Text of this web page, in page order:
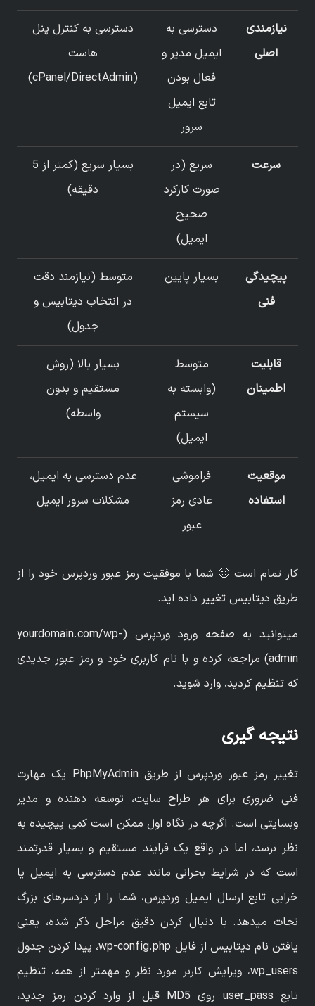
نیازمندی
اصلی
دسترسی به
ایمیل مدیر و
فعال بودن
تابع ایمیل
سرور
دسترسی به کنترل پنل
هاست
(cPanel/DirectAdmin)
سرعت
سریع (در
صورت کارکرد
صحیح
ایمیل)
بسیار سریع (کمتر از 5
دقیقه)
پیچیدگی
فنی
بسیار پایین
متوسط (نیازمند دقت
در انتخاب دیتابیس و
جدول)
قابلیت
اطمینان
متوسط
(وابسته به
سیستم
ایمیل)
بسیار بالا (روش
مستقیم و بدون
واسطه)
موقعیت
استفاده
فراموشی
عادی رمز
عبور
عدم دسترسی به ایمیل،
مشکلات سرور ایمیل
کار تمام است 🙂 شما با موفقیت رمز عبور وردپرس خود را از
طریق دیتابیس تغییر داده اید.
میتوانید به صفحه ورود وردپرس (yourdomain.com/wp-
admin) مراجعه کرده و با نام کاربری خود و رمز عبور جدیدی
که تنظیم کردید، وارد شوید.
نتیجه گیری
تغییر رمز عبور وردپرس از طریق PhpMyAdmin یک مهارت
فنی ضروری برای هر طراح سایت، توسعه دهنده و مدیر
وبسایتی است. اگرچه در نگاه اول ممکن است کمی پیچیده به
نظر برسد، اما در واقع یک فرایند مستقیم و بسیار قدرتمند
است که در شرایط بحرانی مانند عدم دسترسی به ایمیل یا
خرابی تابع ارسال ایمیل وردپرس، شما را از دردسرهای بزرگ
نجات میدهد. با دنبال کردن دقیق مراحل ذکر شده، یعنی
یافتن نام دیتابیس از فایل wp-config.php، پیدا کردن جدول
wp_users، ویرایش کاربر مورد نظر و مهمتر از همه، تنظیم
تابع user_pass روی MD5 قبل از وارد کردن رمز جدید،